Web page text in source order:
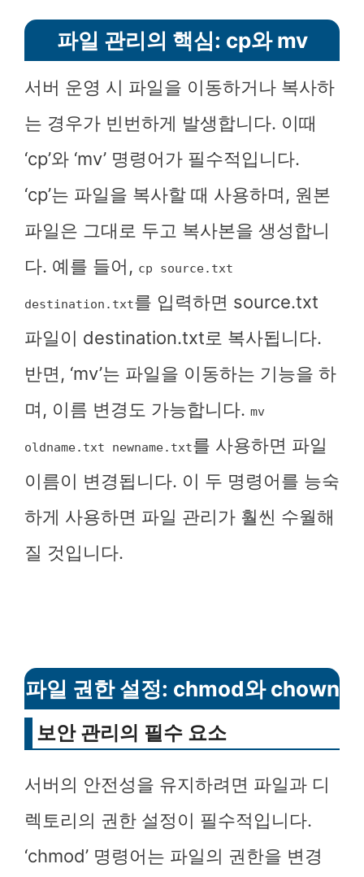
파일 관리의 핵심: cp와 mv
서버 운영 시 파일을 이동하거나 복사하
는 경우가 빈번하게 발생합니다. 이때
‘cp’와 ‘mv’ 명령어가 필수적입니다.
‘cp’는 파일을 복사할 때 사용하며, 원본
파일은 그대로 두고 복사본을 생성합니
다. 예를 들어, cp source.txt
destination.txt를 입력하면 source.txt
파일이 destination.txt로 복사됩니다.
반면, ‘mv’는 파일을 이동하는 기능을 하
며, 이름 변경도 가능합니다. mv
oldname.txt newname.txt를 사용하면 파일
이름이 변경됩니다. 이 두 명령어를 능숙
하게 사용하면 파일 관리가 훨씬 수월해
질 것입니다.
파일 권한 설정: chmod와 chown
보안 관리의 필수 요소
서버의 안전성을 유지하려면 파일과 디
렉토리의 권한 설정이 필수적입니다.
‘chmod’ 명령어는 파일의 권한을 변경